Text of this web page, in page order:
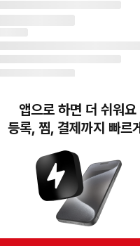
보, 이용약관 및 기타 법적고지
개자이며, 통신판매의 당사자가 아닙니다. 전자
등 관련 법령 및 번개장터㈜의 약관에 따라 상품,
고, 번개장터㈜는 원칙적으로 회원간 거래에 대하
판매하는 상품에 대한 책임은 번개장터㈜에게
앱으로 하면 더 쉬워요
등록, 찜, 결제까지 빠르